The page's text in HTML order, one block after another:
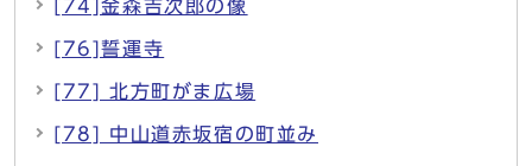
[74]金森吉次郎の像
[76]誓運寺
[77] 北方町がま広場
[78] 中山道赤坂宿の町並み